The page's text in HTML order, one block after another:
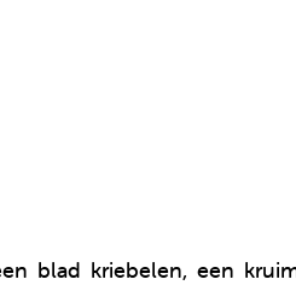
blad kriebelen, een